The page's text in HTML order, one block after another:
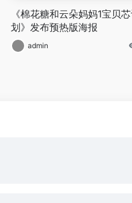
《棉花糖和云朵妈妈1宝贝
划》发布预热版海报
admin